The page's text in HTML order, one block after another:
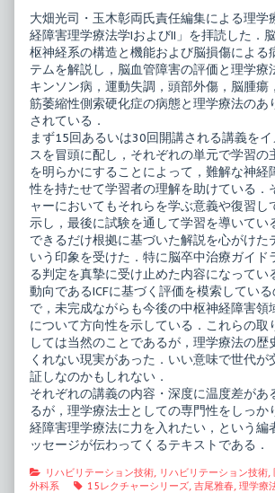
療
法
テ
キ
ス
ト
神
経
障
害
理
学
療
法
学
I
published
on
ー
シ
リ
ー
ズ
理
学
療
法
テ
キ
ス
ト
神
経
障
害
理
学
療
法
学
I,
大畑光司・玉木彰両氏責任編集による理学
経障害理学療法学IおよびII」を拝読した．
枢神経系の構造と機能および脳損傷による
テムを解説し，脳血管障害の評価と理学療
キンソン病，運動失調，頭部外傷，脳腫瘍
筋萎縮性側索硬化症の病態と理学療法のあ
されている．
まず15回あるいは30回開講される講義を
スを冒頭に配し，それぞれの単元で学習の
を明らかにすることによって，難解な神経
性を持たせて学習者の理解を助けている．
ャーにおいてもそれらを学ぶ意義や復習し
示し，最後に試験を通して学習を導いてい
できるだけ根拠に基づいた解説を心がけた
いう印象を受けた．特に脳卒中治療ガイド
る判定を真摯に受け止めた内容になってい
動向であるICFに基づく評価を模索してい
で，未完成ながらも今後の中枢神経障害領
について方向性を示している．これらの取
しては当然のことであるが，理学療法の歴
くれない現実があった．いい意味で世代が
証しなのかもしれない．
それぞれの講義の内容・深度に温度差があ
るが，理学療法士としての専門性をしっか
経障害理学療法に力を入れたい，という編
ッセージが伝わってくるテキストである．
Categories
リハビリテーション技術, リハビリテーション技術,
外科系
Tags
15レクチャーシリーズ, 吉尾雅春, 理学療